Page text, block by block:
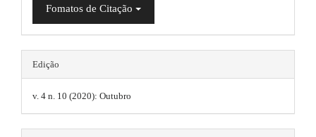
c
t
.
t
n
s
h
Fomatos de Citação
Edição
v. 4 n. 10 (2020): Outubro